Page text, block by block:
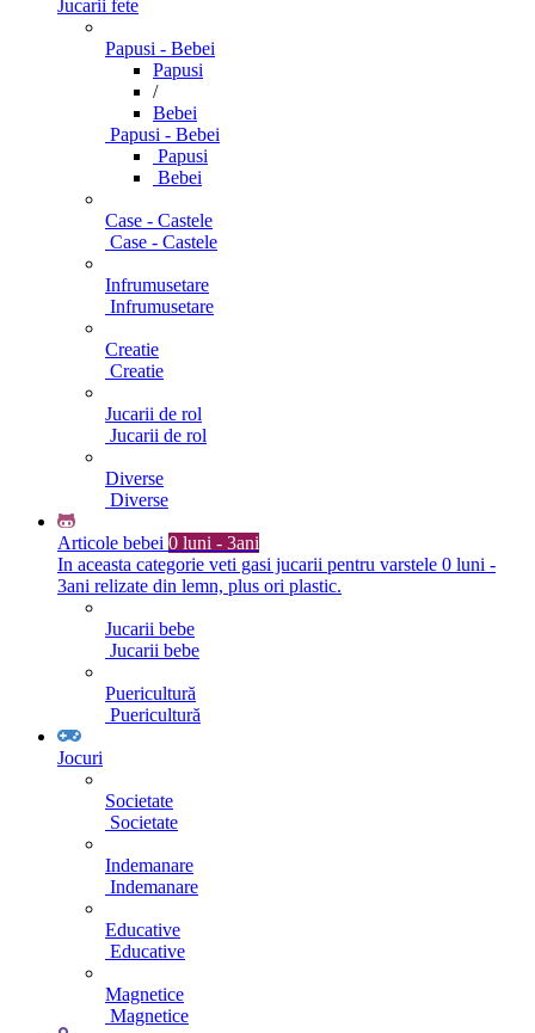
Jucarii fete
Papusi - Bebei
Papusi
/
Bebei
Papusi - Bebei
Papusi
Bebei
Case - Castele
Case - Castele
Infrumusetare
Infrumusetare
Creatie
Creatie
Jucarii de rol
Jucarii de rol
Diverse
Diverse
Articole bebei 0 luni - 3ani
In aceasta categorie veti gasi jucarii pentru varstele 0 luni -
3ani relizate din lemn, plus ori plastic.
Jucarii bebe
Jucarii bebe
Puericultură
Puericultură
Jocuri
Societate
Societate
Indemanare
Indemanare
Educative
Educative
Magnetice
Magnetice